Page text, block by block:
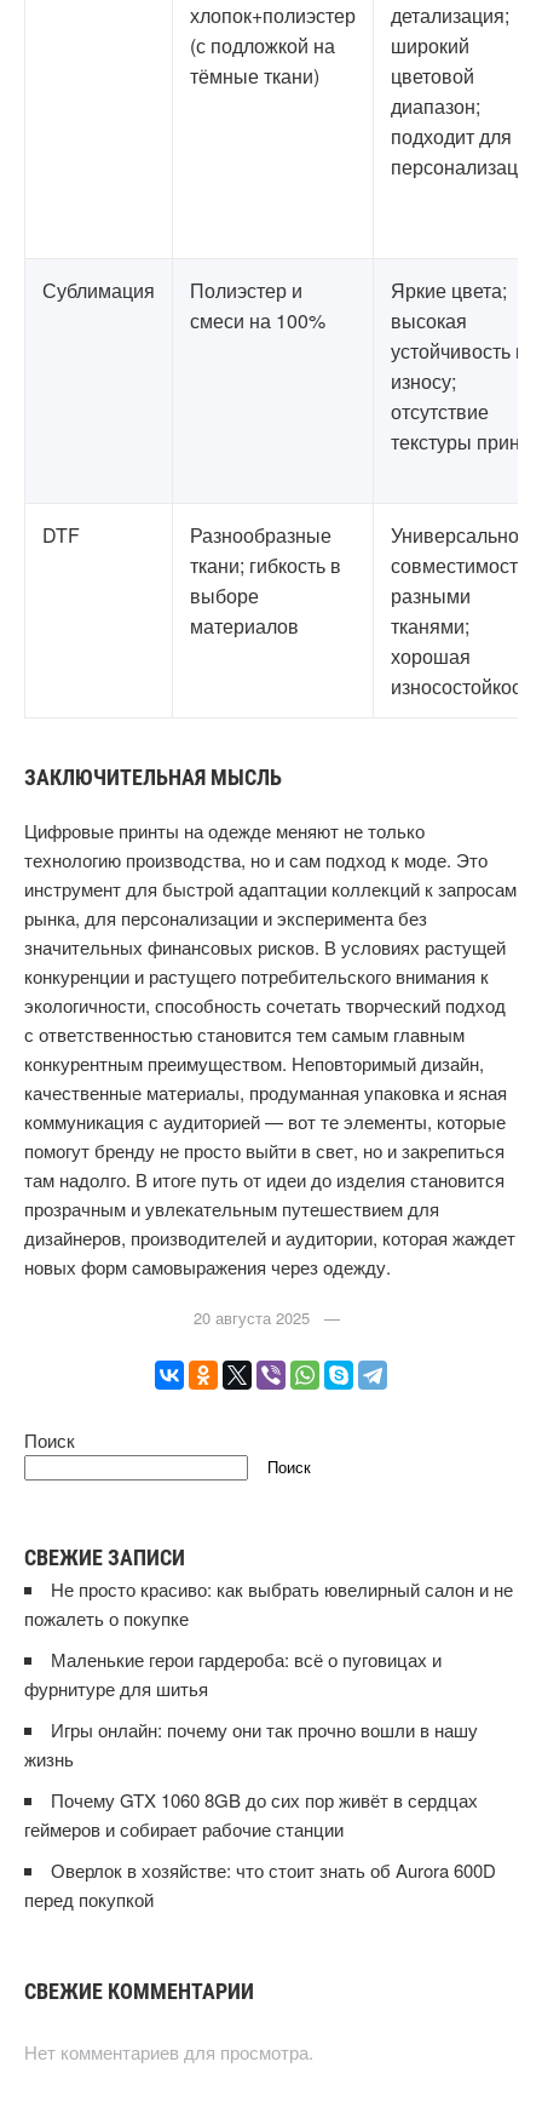
хлопок+полиэстер
(с подложкой на
тёмные ткани)
детализация;
широкий
цветовой
диапазон;
подходит для
персонализации
Сублимация
Полиэстер и
смеси на 100%
Яркие цвета;
высокая
устойчивость к
износу;
отсутствие
текстуры принта
DTF
Разнообразные
ткани; гибкость в
выборе
материалов
совместимость с
разными
тканями;
хорошая
износостойкость
ЗАКЛЮЧИТЕЛЬНАЯ МЫСЛЬ
Цифровые принты на одежде меняют не только
технологию производства, но и сам подход к моде. Это
инструмент для быстрой адаптации коллекций к запросам
рынка, для персонализации и эксперимента без
значительных финансовых рисков. В условиях растущей
конкуренции и растущего потребительского внимания к
экологичности, способность сочетать творческий подход
с ответственностью становится тем самым главным
конкурентным преимуществом. Неповторимый дизайн,
качественные материалы, продуманная упаковка и ясная
коммуникация с аудиторией — вот те элементы, которые
помогут бренду не просто выйти в свет, но и закрепиться
там надолго. В итоге путь от идеи до изделия становится
прозрачным и увлекательным путешествием для
дизайнеров, производителей и аудитории, которая жаждет
новых форм самовыражения через одежду.
20 августа 2025 —
Поиск
Поиск
СВЕЖИЕ ЗАПИСИ
Не просто красиво: как выбрать ювелирный салон и не
пожалеть о покупке
Маленькие герои гардероба: всё о пуговицах и
фурнитуре для шитья
Игры онлайн: почему они так прочно вошли в нашу
жизнь
Почему GTX 1060 8GB до сих пор живёт в сердцах
геймеров и собирает рабочие станции
Оверлок в хозяйстве: что стоит знать об Aurora 600D
перед покупкой
СВЕЖИЕ КОММЕНТАРИИ
Нет комментариев для просмотра.